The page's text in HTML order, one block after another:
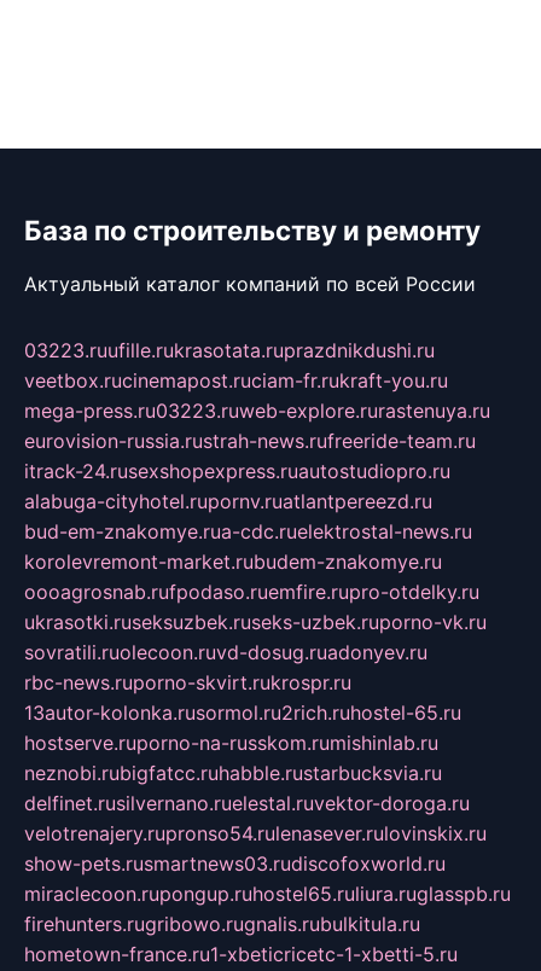
База по строительству и ремонту
Актуальный каталог компаний по всей России
03223.ruufille.rukrasotata.ruprazdnikdushi.ru
veetbox.rucinemapost.ruciam-fr.rukraft-you.ru
mega-press.ru03223.ruweb-explore.rurastenuya.ru
eurovision-russia.rustrah-news.rufreeride-team.ru
itrack-24.rusexshopexpress.ruautostudiopro.ru
alabuga-cityhotel.rupornv.ruatlantpereezd.ru
bud-em-znakomye.rua-cdc.ruelektrostal-news.ru
korolevremont-market.rubudem-znakomye.ru
oooagrosnab.rufpodaso.ruemfire.rupro-otdelky.ru
ukrasotki.ruseksuzbek.ruseks-uzbek.ruporno-vk.ru
sovratili.ruolecoon.ruvd-dosug.ruadonyev.ru
rbc-news.ruporno-skvirt.rukrospr.ru
13autor-kolonka.rusormol.ru2rich.ruhostel-65.ru
hostserve.ruporno-na-russkom.rumishinlab.ru
neznobi.rubigfatcc.ruhabble.rustarbucksvia.ru
delfinet.rusilvernano.ruelestal.ruvektor-doroga.ru
velotrenajery.rupronso54.rulenasever.rulovinskix.ru
show-pets.rusmartnews03.rudiscofoxworld.ru
miraclecoon.rupongup.ruhostel65.ruliura.ruglasspb.ru
firehunters.rugribowo.rugnalis.rubulkitula.ru
hometown-france.ru1-xbeticricetc-1-xbetti-5.ru